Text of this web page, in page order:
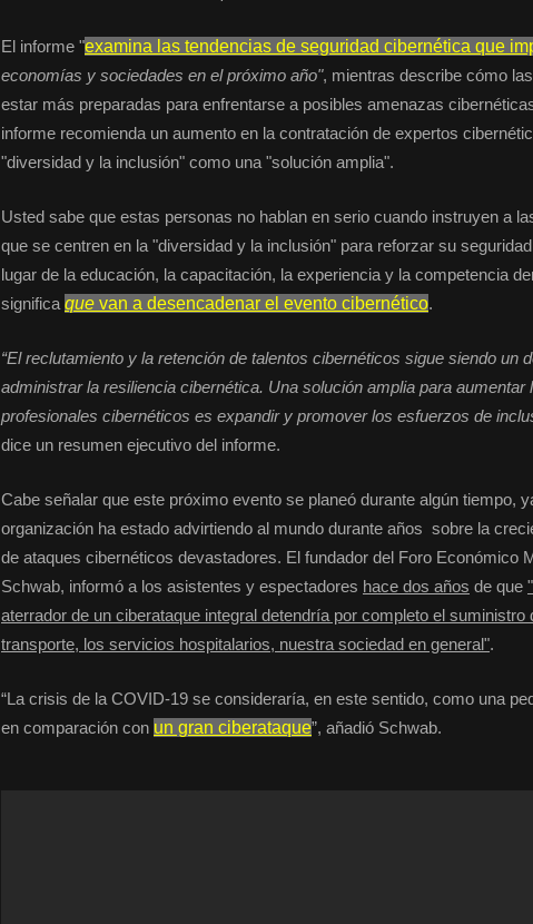
El informe "examina las tendencias de seguridad cibernética que
economías y sociedades en el próximo año", mientras describe cómo
estar más preparadas para enfrentarse a posibles amenazas
informe recomienda un aumento en la contratación de expertos
"diversidad y la inclusión" como una "solución amplia".
Usted sabe que estas personas no hablan en serio cuando instruyen a
que se centren en la "diversidad y la inclusión" para reforzar su
lugar de la educación, la capacitación, la experiencia y la competencia
significa que van a desencadenar el evento cibernético.
“El reclutamiento y la retención de talentos cibernéticos sigue siendo un
administrar la resiliencia cibernética. Una solución amplia para aumentar
profesionales cibernéticos es expandir y promover los esfuerzos de
dice un resumen ejecutivo del informe.
Cabe señalar que este próximo evento se planeó durante algún tiempo,
organización ha estado advirtiendo al mundo durante años sobre la
de ataques cibernéticos devastadores. El fundador del Foro Económico
Schwab, informó a los asistentes y espectadores hace dos años de que
aterrador de un ciberataque integral detendría por completo el suministro
transporte, los servicios hospitalarios, nuestra sociedad en general".
“La crisis de la COVID-19 se consideraría, en este sentido, como una
en comparación con un gran ciberataque”, añadió Schwab.